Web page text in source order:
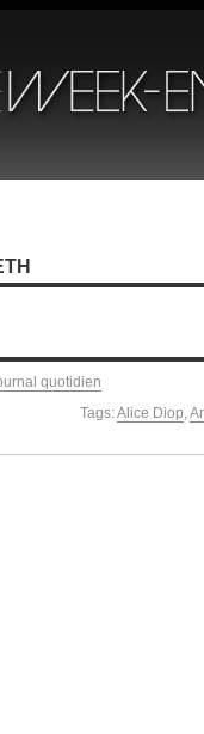
quotidien
Tags:Alice Diop,